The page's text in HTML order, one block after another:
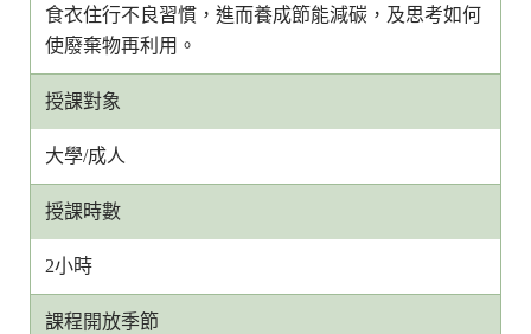
食衣住行不良習慣，進而養成節能減碳，及思考如何
使廢棄物再利用。
授課對象
大學/成人
授課時數
2小時
課程開放季節